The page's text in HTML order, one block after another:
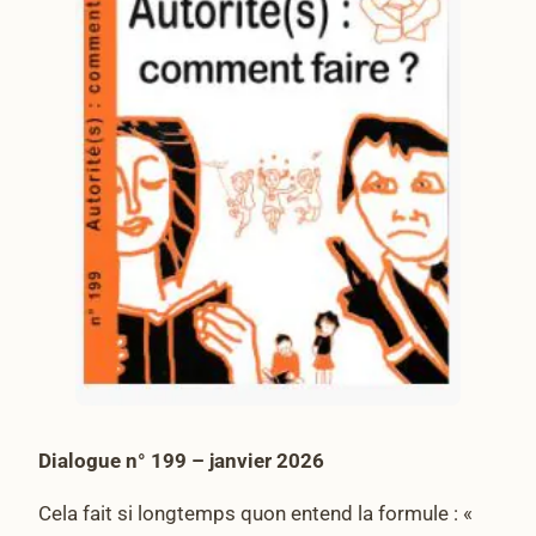
Dialogue n° 199 – janvier 2026
Cela fait si longtemps quon entend la formule : «